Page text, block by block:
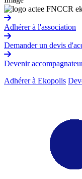
Adhérer à l'association
Demander un devis
Devenir
Adhérer à Ekopolis